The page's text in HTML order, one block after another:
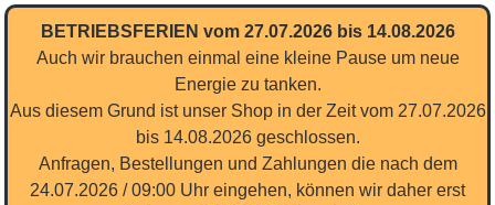
Zum Hauptinhalt springen
BETRIEBSFERIEN vom 27.07.2026 bis 14.08.2026
Auch wir brauchen einmal eine kleine Pause um neue
Energie zu tanken.
Aus diesem Grund ist unser Shop in der Zeit vom 27.07.2026
bis 14.08.2026 geschlossen.
Anfragen, Bestellungen und Zahlungen die nach dem
24.07.2026 / 09:00 Uhr eingehen, können wir daher erst